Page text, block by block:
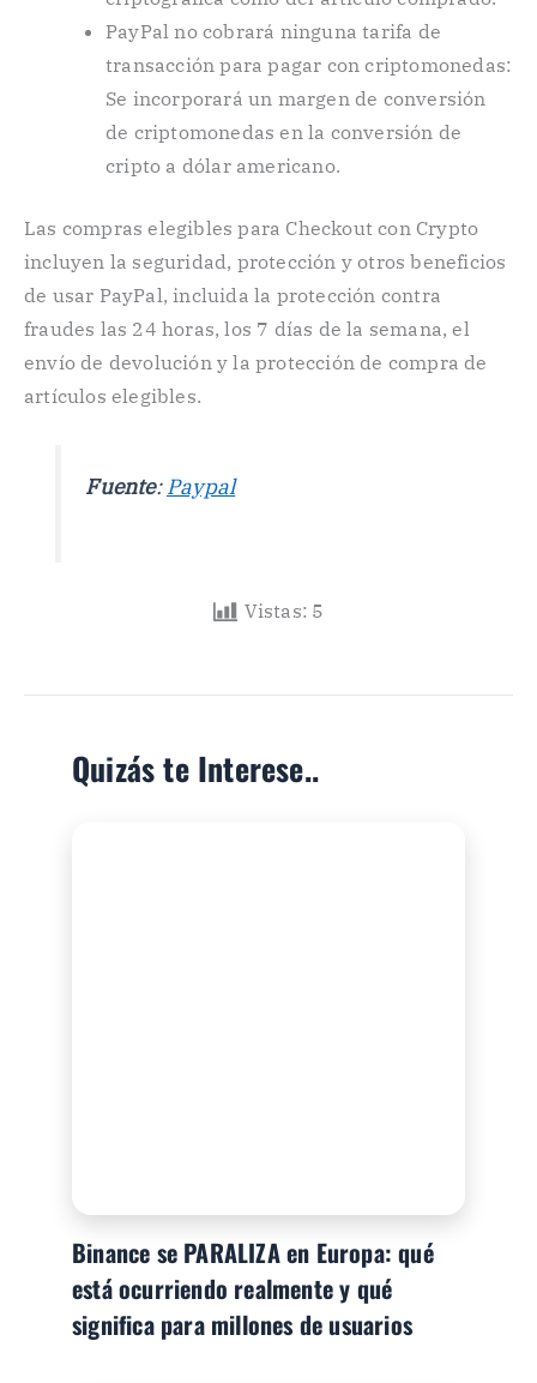
PayPal no cobrará ninguna tarifa de
transacción para pagar con criptomonedas:
Se incorporará un margen de conversión
de criptomonedas en la conversión de
cripto a dólar americano.
Las compras elegibles para Checkout con Crypto
incluyen la seguridad, protección y otros beneficios
de usar PayPal, incluida la protección contra
fraudes las 24 horas, los 7 días de la semana, el
envío de devolución y la protección de compra de
artículos elegibles.
Fuente:Paypal
Vistas: 5
Quizás te Interese..
Binance se PARALIZA en Europa: qué
está ocurriendo realmente y qué
significa para millones de usuarios